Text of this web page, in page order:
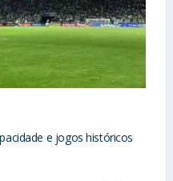
e jogos históricos